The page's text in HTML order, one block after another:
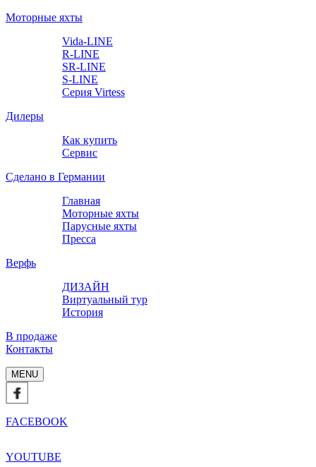
Моторные яхты
Vida-LINE
R-LINE
SR-LINE
S-LINE
Серия Virtess
Дилеры
Как купить
Сервис
Сделано в Германии
Главная
Моторные яхты
Парусные яхты
Пресса
Верфь
ДИЗАЙН
Виртуальный тур
История
В продаже
Контакты
MENU
FACEBOOK
YOUTUBE